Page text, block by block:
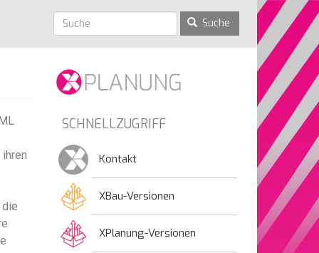
Suche
SCHNELLZUGRIFF
Kontakt
XBau-Versionen
XPlanung-Versionen